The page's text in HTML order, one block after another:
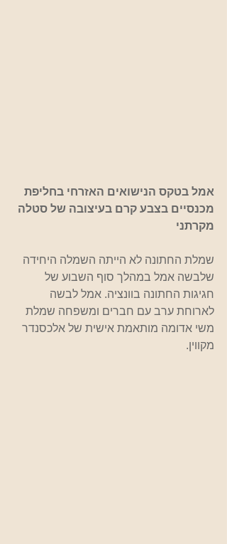
אמל בטקס הנישואים האזרחי בחליפת
מכנסיים בצבע קרם בעיצובה של סטלה
מקרתני
שמלת החתונה לא הייתה השמלה היחידה
שלבשה אמל במהלך סוף השבוע של
חגיגות החתונה בוונציה. אמל לבשה
לארוחת ערב עם חברים ומשפחה שמלת
משי אדומה מותאמת אישית של אלכסנדר
מקווין.